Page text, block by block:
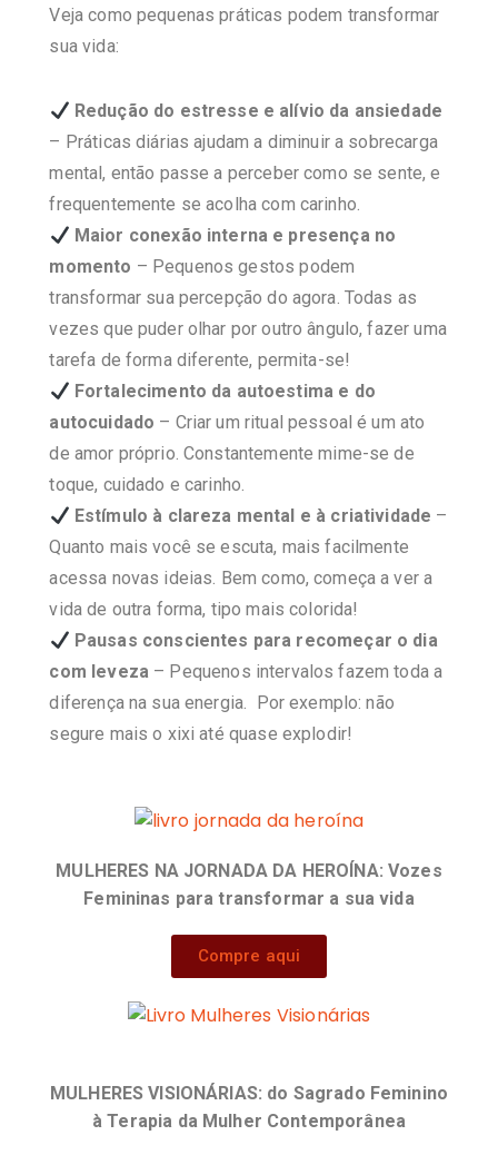
Veja como pequenas práticas podem transformar
sua vida:
Redução do estresse e alívio da ansiedade
– Práticas diárias ajudam a diminuir a sobrecarga
mental, então passe a perceber como se sente, e
frequentemente se acolha com carinho.
Maior conexão interna e presença no
momento – Pequenos gestos podem
transformar sua percepção do agora. Todas as
vezes que puder olhar por outro ângulo, fazer uma
tarefa de forma diferente, permita-se!
Fortalecimento da autoestima e do
autocuidado – Criar um ritual pessoal é um ato
de amor próprio. Constantemente mime-se de
toque, cuidado e carinho.
Estímulo à clareza mental e à criatividade –
Quanto mais você se escuta, mais facilmente
acessa novas ideias. Bem como, começa a ver a
vida de outra forma, tipo mais colorida!
Pausas conscientes para recomeçar o dia
com leveza – Pequenos intervalos fazem toda a
diferença na sua energia. Por exemplo: não
segure mais o xixi até quase explodir!
MULHERES NA JORNADA DA HEROÍNA: Vozes
Femininas para transformar a sua vida
Compre aqui
MULHERES VISIONÁRIAS: do Sagrado Feminino
à Terapia da Mulher Contemporânea